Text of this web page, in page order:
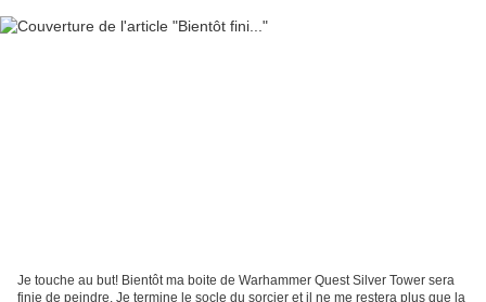
Je touche au but! Bientôt ma boite de Warhammer Quest Silver Tower sera
finie de peindre. Je termine le socle du sorcier et il ne me restera plus que la